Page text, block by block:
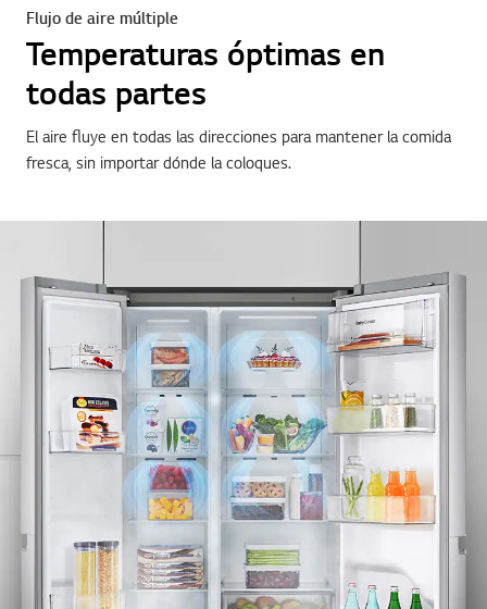
Flujo de aire múltiple
Temperaturas óptimas en
todas partes
El aire fluye en todas las direcciones para mantener la comida
fresca, sin importar dónde la coloques.